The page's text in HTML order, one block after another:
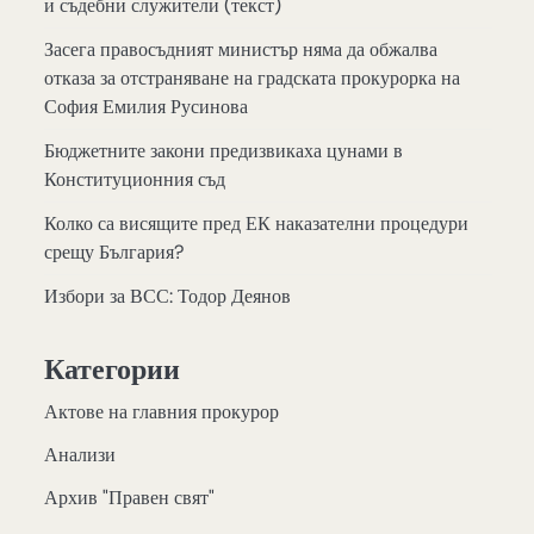
Засега правосъдният министър няма да обжалва
отказа за отстраняване на градската прокурорка на
София Емилия Русинова
Бюджетните закони предизвикаха цунами в
Конституционния съд
Колко са висящите пред ЕК наказателни процедури
срещу България?
Избори за ВСС: Тодор Деянов
Категории
Актове на главния прокурор
Анализи
Архив "Правен свят"